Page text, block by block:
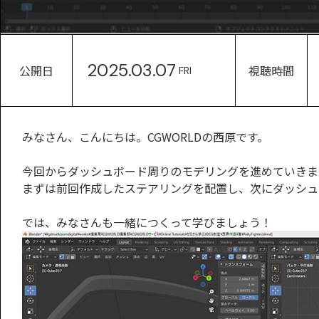
公開日 2025.03.07 FRI 視聴時間
みなさん、こんにちは。CGWORLDの西原です。
今回からダッシュボード周りのモデリングを進めていき
まずは前回作成したステアリングを配置し、次にダッシ
では、みなさんも一緒につくって学びましょう！